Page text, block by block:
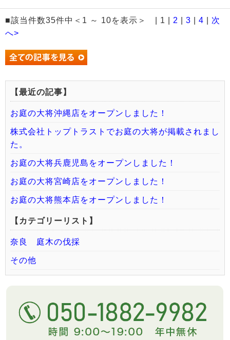
■該当件数35件中＜1 ～ 10を表示＞ | 1 | 2 3 4
次
へ>
【最近の記事】
お庭の大将沖縄店をオープンしました！
株式会社トップトラストでお庭の大将が掲載されまし
た。
お庭の大将兵鹿児島をオープンしました！
お庭の大将宮崎店をオープンしました！
お庭の大将熊本店をオープンしました！
【カテゴリーリスト】
奈良 庭木の伐採
その他